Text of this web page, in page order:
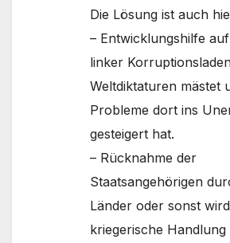
Die Lösung ist auch
– Entwicklungshilfe
linker
Weltdiktaturen mästet
Probleme dort ins
gesteigert hat.
– Rücknahme der
Staatsangehörigen
Länder oder sonst
kriegerische Handlung